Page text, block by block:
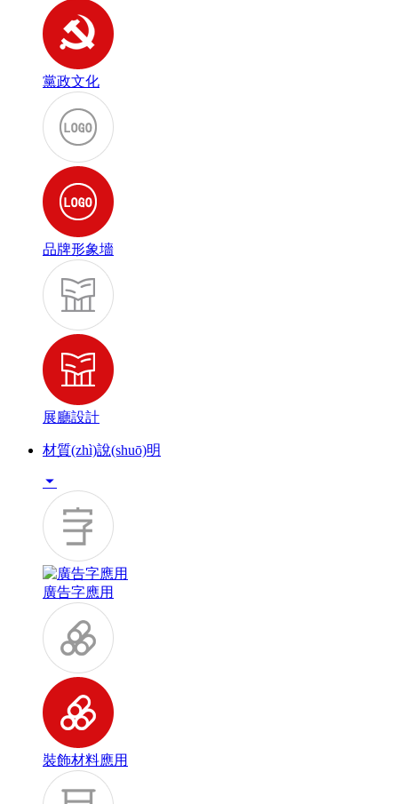
黨政文化
品牌形象墻
展廳設計
材質(zhì)說(shuō)明

廣告字應用
裝飾材料應用